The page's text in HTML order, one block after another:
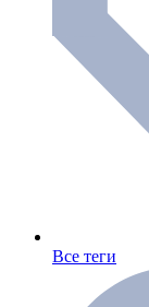
Все теги